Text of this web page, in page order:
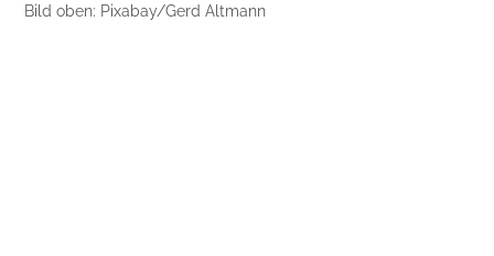
Bild oben: Pixabay/Gerd Altmann